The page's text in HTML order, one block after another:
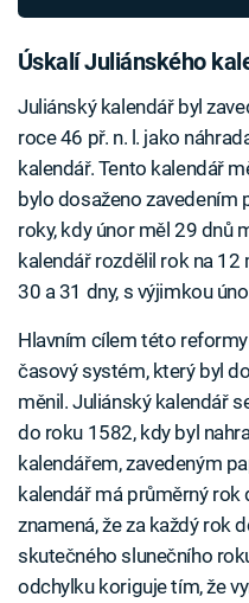
Úskalí Juliánského
Juliánský kalendář byl
roce 46 př. n. l. jako
kalendář. Tento kalendář
bylo dosaženo zavedením
roky, kdy únor měl 29 dnů
kalendář rozdělil rok na
30 a 31 dny, s výjimkou
Hlavním cílem této
časový systém, který byl
měnil. Juliánský kalendář
do roku 1582, kdy byl
kalendářem, zavedeným
kalendář má průměrný rok
znamená, že za každý rok
skutečného slunečního
odchylku koriguje tím, že